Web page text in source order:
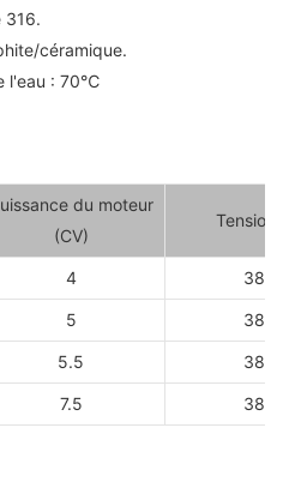
316.
céramique.
l'eau : 70℃
du moteur
(CV)
Tension
4 380
5 380
5.5 380
7.5 380